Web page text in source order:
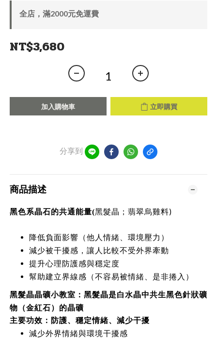
全店，滿2000元免運費
NT$3,680
加入購物車 立即購買
分享到
商品描述
黑色系晶石的共通能量(黑髮晶；翡翠烏雞料)
降低負面影響（他人情緒、環境壓力）
減少被干擾感，讓人比較不受外界牽動
提升心理防護感與穩定度
幫助建立界線感（不容易被情緒、是非捲入）
黑髮晶晶礦小教室： 黑髮晶是白水晶中共生黑色針狀礦
物（金紅石）的晶礦
主要功效：防護、穩定情緒、減少干擾
減少外界情緒與環境干擾感